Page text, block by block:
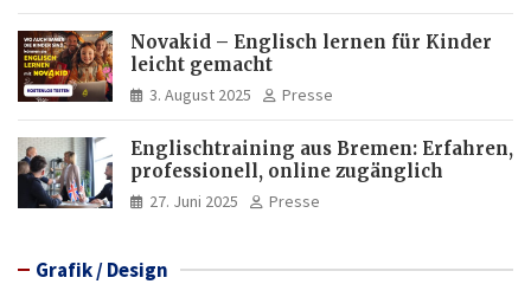
Novakid – Englisch lernen für Kinder
leicht gemacht
3. August 2025 Presse
Englischtraining aus Bremen: Erfahren,
professionell, online zugänglich
27. Juni 2025 Presse
Grafik / Design